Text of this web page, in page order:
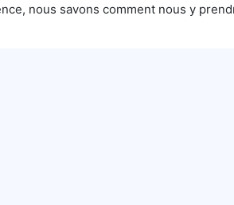
nous savons comment nous y